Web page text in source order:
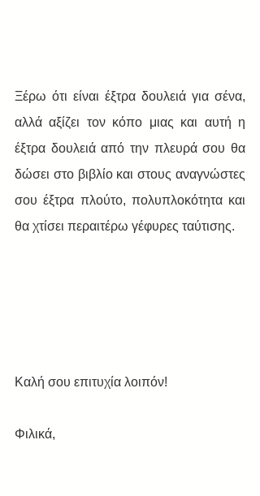
Ξέρω ότι είναι έξτρα δουλειά για σένα,
αλλά αξίζει τον κόπο μιας και αυτή η
έξτρα δουλειά από την πλευρά σου θα
δώσει στο βιβλίο και στους αναγνώστες
σου έξτρα πλούτο, πολυπλοκότητα και
θα χτίσει περαιτέρω γέφυρες ταύτισης.
Καλή σου επιτυχία λοιπόν!
Φιλικά,